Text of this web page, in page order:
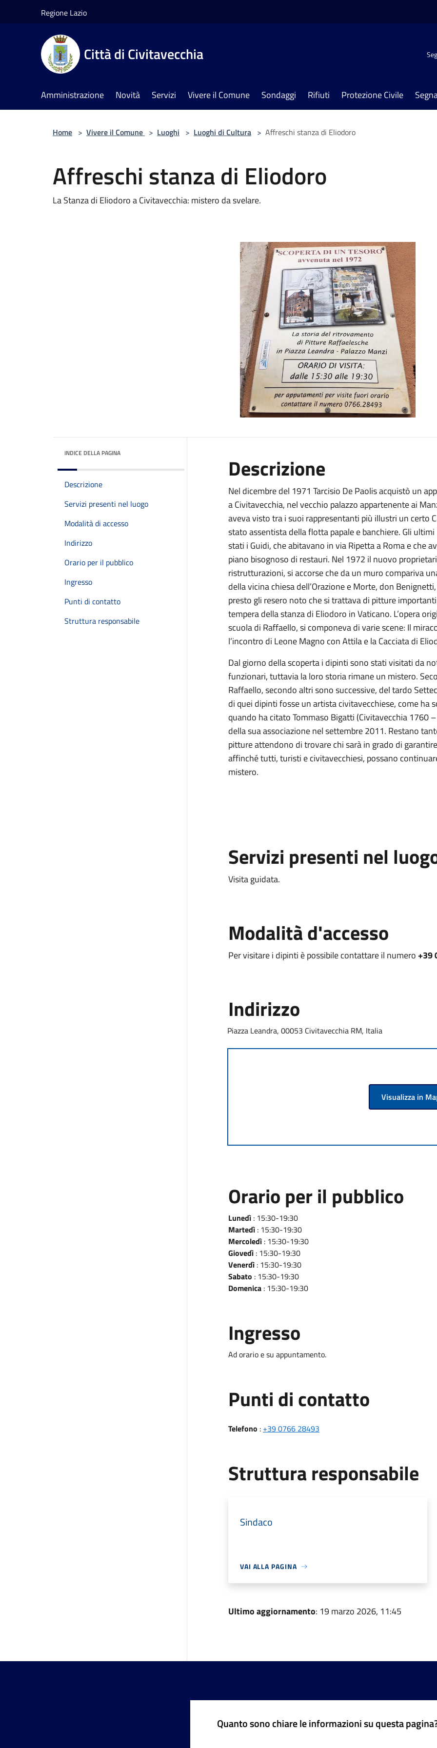
Regione Lazio
Città di Civitavecchia
Amministrazione Novità Servizi Vivere il Comune Sondaggi Rifiuti Protezione Civile
Home > Vivere il Comune > Luoghi > Luoghi di Cultura > Affreschi stanza di Eliodoro
Affreschi stanza di Eliodoro
La Stanza di Eliodoro a Civitavecchia: mistero da svelare.
INDICE DELLA PAGINA
Descrizione
Servizi presenti nel luogo
Modalità di accesso
Indirizzo
Orario per il pubblico
Ingresso
Punti di contatto
Struttura responsabile
Descrizione
Nel dicembre del 1971 Tarcisio De Paolis acquistò un
a Civitavecchia, nel vecchio palazzo appartenente ai
aveva visto tra i suoi rappresentanti più illustri un certo
stato assentista della flotta papale e banchiere. Gli
stati i Guidi, che abitavano in via Ripetta a Roma e che
piano bisognoso di restauri. Nel 1972 il nuovo
ristrutturazioni, si accorse che da un muro compariva
della vicina chiesa dell’Orazione e Morte, don
presto gli resero noto che si trattava di pitture
tempera della stanza di Eliodoro in Vaticano. L’opera
scuola di Raffaello, si componeva di varie scene: Il
l’incontro di Leone Magno con Attila e la Cacciata di
Dal giorno della scoperta i dipinti sono stati visitati da
funzionari, tuttavia la loro storia rimane un mistero.
Raffaello, secondo altri sono successive, del tardo
di quei dipinti fosse un artista civitavecchiese, come ha
quando ha citato Tommaso Bigatti (Civitavecchia 1760
della sua associazione nel settembre 2011. Restano
pitture attendono di trovare chi sarà in grado di
affinché tutti, turisti e civitavecchiesi, possano
mistero.
Servizi presenti nel
Visita guidata.
Modalità d'accesso
Per visitare i dipinti è possibile contattare il numero +39
Indirizzo
Piazza Leandra, 00053 Civitavecchia RM, Italia
Visualizza in
Orario per il pubblico
Lunedì: 15:30-19:30
Martedì: 15:30-19:30
Mercoledì: 15:30-19:30
Giovedì: 15:30-19:30
Venerdì: 15:30-19:30
Sabato : 15:30-19:30
Domenica: 15:30-19:30
Ingresso
Ad orario e su appuntamento.
Punti di contatto
Telefono : +39 0766 28493
Struttura responsabile
Sindaco
VAI ALLA PAGINA
Ultimo aggiornamento: 19 marzo 2026, 11:45
Quanto sono chiare le informazioni su questa